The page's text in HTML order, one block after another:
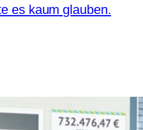
es kaum glauben.